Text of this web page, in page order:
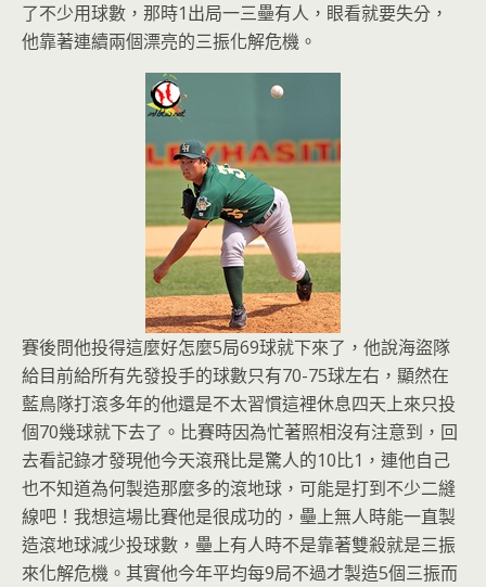
了不少用球數，那時1出局一三壘有人，眼看就要失分，
他靠著連續兩個漂亮的三振化解危機。
賽後問他投得這麼好怎麼5局69球就下來了，他說海盜隊
給目前給所有先發投手的球數只有70-75球左右，顯然在
藍鳥隊打滾多年的他還是不太習慣這裡休息四天上來只投
個70幾球就下去了。比賽時因為忙著照相沒有注意到，回
去看記錄才發現他今天滾飛比是驚人的10比1，連他自己
也不知道為何製造那麼多的滾地球，可能是打到不少二縫
線吧！我想這場比賽他是很成功的，壘上無人時能一直製
造滾地球減少投球數，壘上有人時不是靠著雙殺就是三振
來化解危機。其實他今年平均每9局不過才製造5個三振而